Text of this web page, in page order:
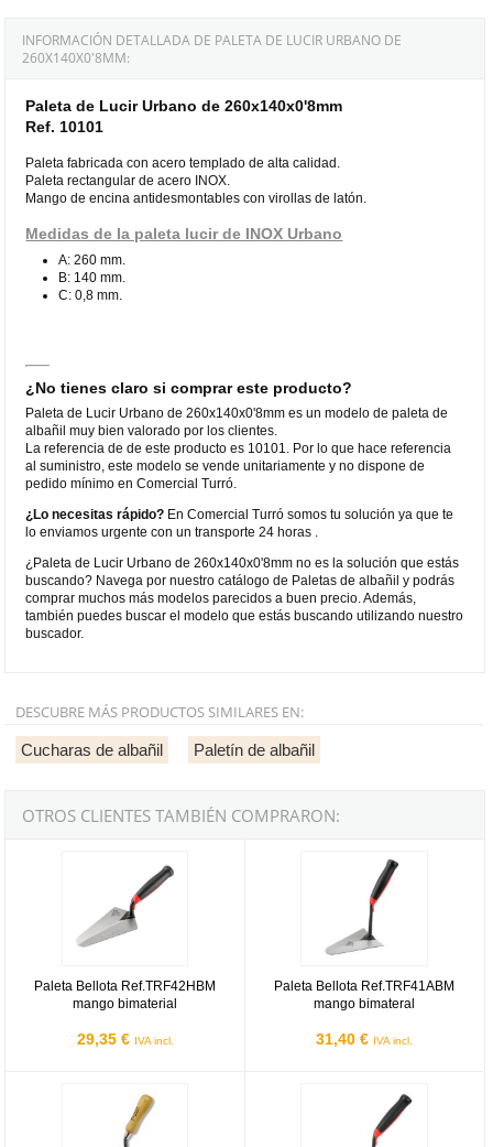
INFORMACIÓN DETALLADA DE PALETA DE LUCIR URBANO DE
260X140X0'8MM:
Paleta de Lucir Urbano de 260x140x0'8mm
Ref. 10101
Paleta fabricada con acero templado de alta calidad.
Paleta rectangular de acero INOX.
Mango de encina antidesmontables con virollas de latón.
Medidas de la paleta lucir de INOX Urbano
A: 260 mm.
B: 140 mm.
C: 0,8 mm.
¿No tienes claro si comprar este producto?
Paleta de Lucir Urbano de 260x140x0'8mm es un modelo de paleta de
albañil muy bien valorado por los clientes.
La referencia de de este producto es 10101. Por lo que hace referencia
al suministro, este modelo se vende unitariamente y no dispone de
pedido mínimo en Comercial Turró.
¿Lo necesitas rápido? En Comercial Turró somos tu solución ya que te
lo enviamos urgente con un transporte 24 horas .
¿Paleta de Lucir Urbano de 260x140x0'8mm no es la solución que estás
buscando? Navega por nuestro catálogo de Paletas de albañil y podrás
comprar muchos más modelos parecidos a buen precio. Además,
también puedes buscar el modelo que estás buscando utilizando nuestro
buscador.
DESCUBRE MÁS PRODUCTOS SIMILARES EN:
Cucharas de albañil Paletín de albañil
OTROS CLIENTES TAMBIÉN COMPRARON:
Paleta Bellota Ref.TRF42HBM
mango bimaterial
29,35 € IVA incl.
Paleta Bellota Ref.TRF41ABM
mango bimateral
31,40 € IVA incl.